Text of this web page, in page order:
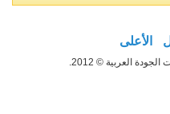
الأعلى
العربية © 2012.